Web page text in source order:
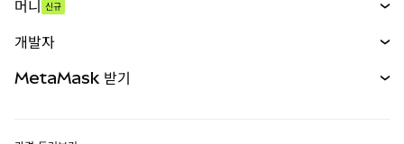
무기한 선물
실물자산
머니 신규
개발자
MetaMask 받기